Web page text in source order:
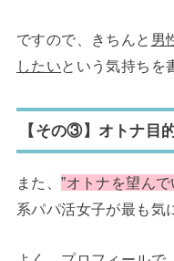
ですので、きちんと 男
したいという気持ちを
【その③】オトナ目
また、”オトナを望ん
系パパ活女子が最も気